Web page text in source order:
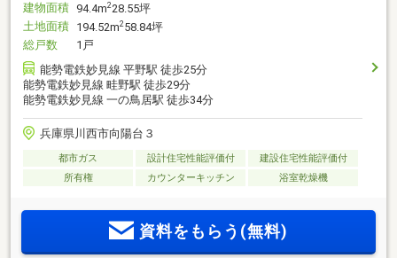
建物面積 94.4m228.55坪
土地面積 194.52m258.84坪
総戸数
1戸
能勢電鉄妙見線 平野駅 徒歩25分
能勢電鉄妙見線 畦野駅 徒歩29分
能勢電鉄妙見線 一の鳥居駅 徒歩34分
兵庫県川西市向陽台３
都市ガス 設計住宅性能評価付
建設住宅性能評価付
所有権
カウンターキッチン 浴室乾燥機
資料をもらう(無料)